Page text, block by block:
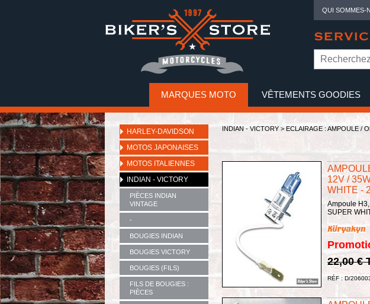
QUI SOMMES-
MARQUES MOTO VÊTEMENTS GOODIES
HARLEY-DAVIDSON
MOTOS JAPONAISES
MOTOS ITALIENNES
INDIAN - VICTORY
PIÈCES INDIAN
VINTAGE
-
BOUGIES INDIAN
BOUGIES VICTORY
BOUGIES (FILS)
FILS DE BOUGIES :
PIÈCES
INDIAN - VICTORY > ECLAIRAGE : AMPOULE /
12V /
WHITE -
Ampoule
SUPER
22,00 €
RÉF : D/